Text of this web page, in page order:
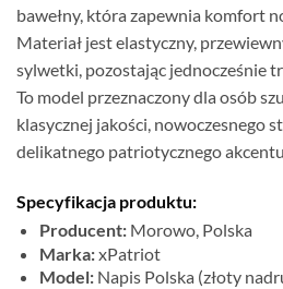
bawełny, która zapewnia komfort
Materiał jest elastyczny,
sylwetki, pozostając jednocześnie
To model przeznaczony dla osób
klasycznej jakości, nowoczesnego
delikatnego patriotycznego
Specyfikacja produktu:
Producent:Morowo, Polska
Marka:xPatriot
Model:Napis Polska (złoty